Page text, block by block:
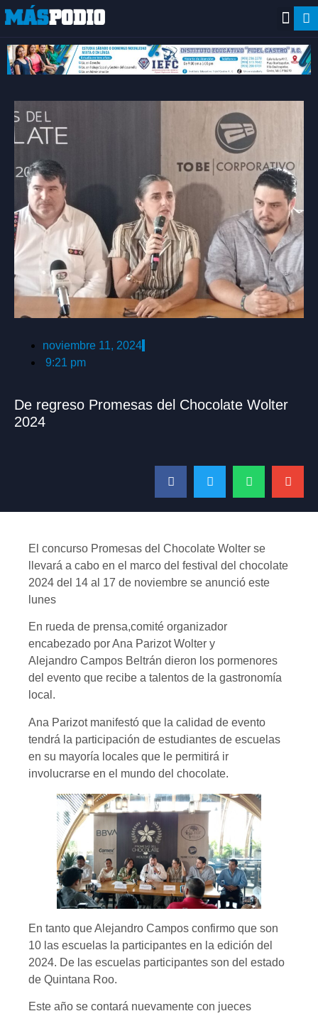
noviembre 11, 2024
9:21 pm
De regreso Promesas del Chocolate Wolter
2024
El concurso Promesas del Chocolate Wolter se
llevará a cabo en el marco del festival del chocolate
2024 del 14 al 17 de noviembre se anunció este
lunes
En rueda de prensa,comité organizador
encabezado por Ana Parizot Wolter y
Alejandro Campos Beltrán dieron los pormenores
del evento que recibe a talentos de la gastronomía
local.
Ana Parizot manifestó que la calidad de evento
tendrá la participación de estudiantes de escuelas
en su mayoría locales que le permitirá ir
involucrarse en el mundo del chocolate.
En tanto que Alejandro Campos confirmo que son
10 las escuelas la participantes en la edición del
2024. De las escuelas participantes son del estado
de Quintana Roo.
Este año se contará nuevamente con jueces